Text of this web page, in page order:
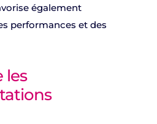
également
performances et des
les